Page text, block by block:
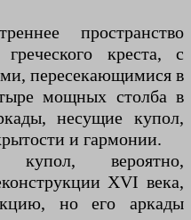
пространство
креста, с
пересекающимися в
мощных столба в
несущие купол,
и гармонии.
купол, вероятно,
XVI века,
но его аркады